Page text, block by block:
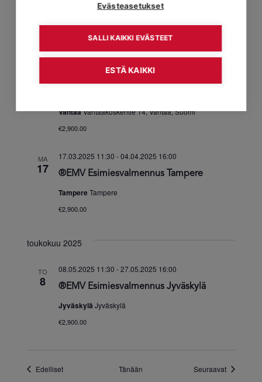
maaliskuu 2025
4
04.03.2025 11:30-21.03.2025 16:00
VantaaVantaakoskentie 14, Vantaa, Suomi
€2,900.00
MA
17 ®EMV Esimiesvalmennus Tampere
17.03.2025 11:30 -04.04.2025 16:00
TampereTampere
€2,900.00
toukokuu 2025
TO
8 ®EMV Esimiesvalmennus Jyväskylä
08.05.2025 11:30 -27.05.2025 16:00
Jyväskylä Jyväskylä
€2,900.00
EdellisetTapahtumat Tänään Seuraavat
Evästeasetukset
SALLI KAIKKI EVÄSTEET
ESTÄ KAIKKI